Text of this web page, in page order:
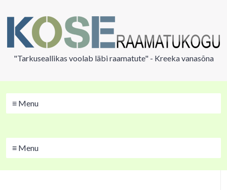
"Tarkuseallikas voolab läbi raamatute" - Kreeka vanasõna
≡ Menu
≡ Menu